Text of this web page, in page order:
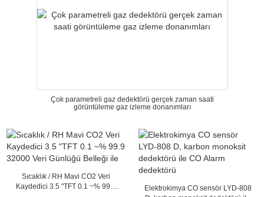
Çok parametreli gaz dedektörü gerçek zaman saati
görüntüleme gaz izleme donanımları
Sıcaklık / RH Mavi CO2 Veri
Kaydedici 3.5 "TFT 0.1 ~% 99.9
Elektrokimya CO sensör LYD-808